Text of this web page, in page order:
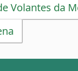
Volantes da